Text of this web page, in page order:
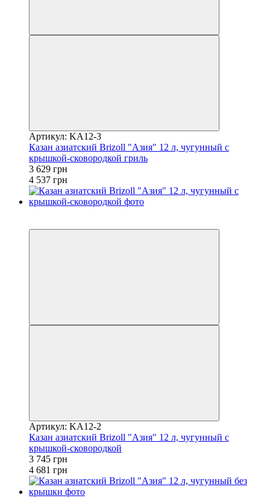
Артикул: KA12-3
Казан азиатский Brizoll "Азия" 12 л, чугунный с
крышкой-сковородкой гриль
3 629 грн
4 537 грн
Артикул: KA12-2
Казан азиатский Brizoll "Азия" 12 л, чугунный с
крышкой-сковородкой
3 745 грн
4 681 грн